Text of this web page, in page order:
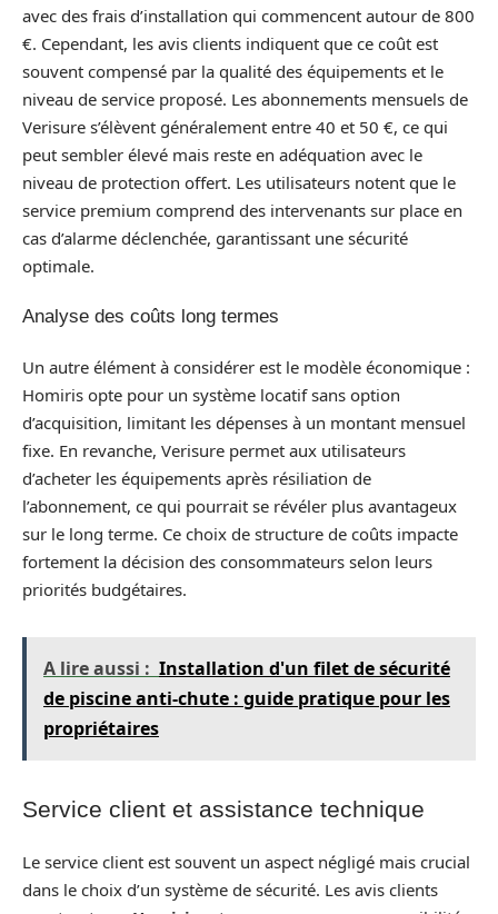
avec des frais d’installation qui commencent autour de 800
€. Cependant, les avis clients indiquent que ce coût est
souvent compensé par la qualité des équipements et le
niveau de service proposé. Les abonnements mensuels de
Verisure s’élèvent généralement entre 40 et 50 €, ce qui
peut sembler élevé mais reste en adéquation avec le
niveau de protection offert. Les utilisateurs notent que le
service premium comprend des intervenants sur place en
cas d’alarme déclenchée, garantissant une sécurité
optimale.
Analyse des coûts long termes
Un autre élément à considérer est le modèle économique :
Homiris opte pour un système locatif sans option
d’acquisition, limitant les dépenses à un montant mensuel
fixe. En revanche, Verisure permet aux utilisateurs
d’acheter les équipements après résiliation de
l’abonnement, ce qui pourrait se révéler plus avantageux
sur le long terme. Ce choix de structure de coûts impacte
fortement la décision des consommateurs selon leurs
priorités budgétaires.
A lire aussi : Installation d'un filet de sécurité
de piscine anti-chute : guide pratique pour les
propriétaires
Service client et assistance technique
Le service client est souvent un aspect négligé mais crucial
dans le choix d’un système de sécurité. Les avis clients